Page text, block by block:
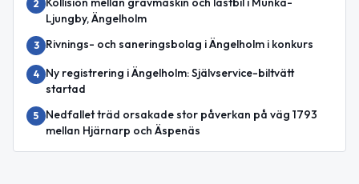
2
Ljungby, Ängelholm
3 Rivnings- och saneringsbolag i Ängelholm i konkurs
4
Ny registrering i Ängelholm: Självservice-biltvätt
startad
5
Nedfallet träd orsakade stor påverkan på väg 1793
mellan Hjärnarp och Äspenäs